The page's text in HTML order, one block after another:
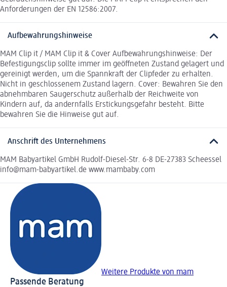
Anforderungen der EN 12586:2007.
Aufbewahrungshinweise
MAM Clip it / MAM Clip it & Cover Aufbewahrungshinweise: Der
Befestigungsclip sollte immer im geöffneten Zustand gelagert und
gereinigt werden, um die Spannkraft der Clipfeder zu erhalten.
Nicht in geschlossenem Zustand lagern. Cover: Bewahren Sie den
abnehmbaren Saugerschutz außerhalb der Reichweite von
Kindern auf, da andernfalls Erstickungsgefahr besteht. Bitte
bewahren Sie die Hinweise gut auf.
Anschrift des Unternehmens
MAM Babyartikel GmbH Rudolf-Diesel-Str. 6-8 DE-27383 Scheessel
info@mam-babyartikel.de www.mambaby.com
Weitere Produkte von mam
Passende Beratung